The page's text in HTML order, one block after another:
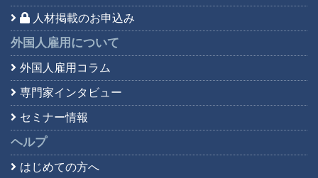
人材掲載のお申込み
外国人雇用について
外国人雇用コラム
専門家インタビュー
セミナー情報
ヘルプ
はじめての方へ